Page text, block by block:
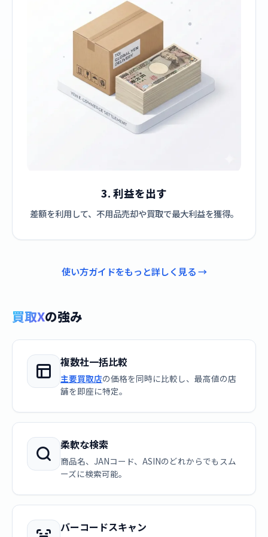
3. 利益を出す
差額を利用して、不用品売却や買取で最大利益を獲得。
使い方ガイドをもっと詳しく見る →
買取Xの強み
複数社一括比較
主要買取店の価格を同時に比較し、最高値の店
舗を即座に特定。
柔軟な検索
商品名、JANコード、ASINのどれからでもスム
ーズに検索可能。
バーコードスキャン